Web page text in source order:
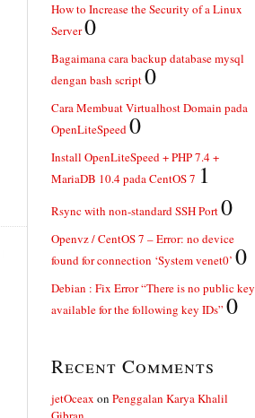
How to Increase the Security of a Linux
Server0
Bagaimana cara backup database mysql
dengan bash script0
Cara Membuat Virtualhost Domain pada
OpenLiteSpeed0
Install OpenLiteSpeed + PHP 7.4 +
MariaDB 10.4 pada CentOS 7 1
Rsync with non-standard SSH Port0
Openvz / CentOS 7 – Error: no device
found for connection ‘System venet0’ 0
Debian : Fix Error “There is no public key
available for the following key IDs” 0
Recent Comments
jetOceax on Penggalan Karya Khalil